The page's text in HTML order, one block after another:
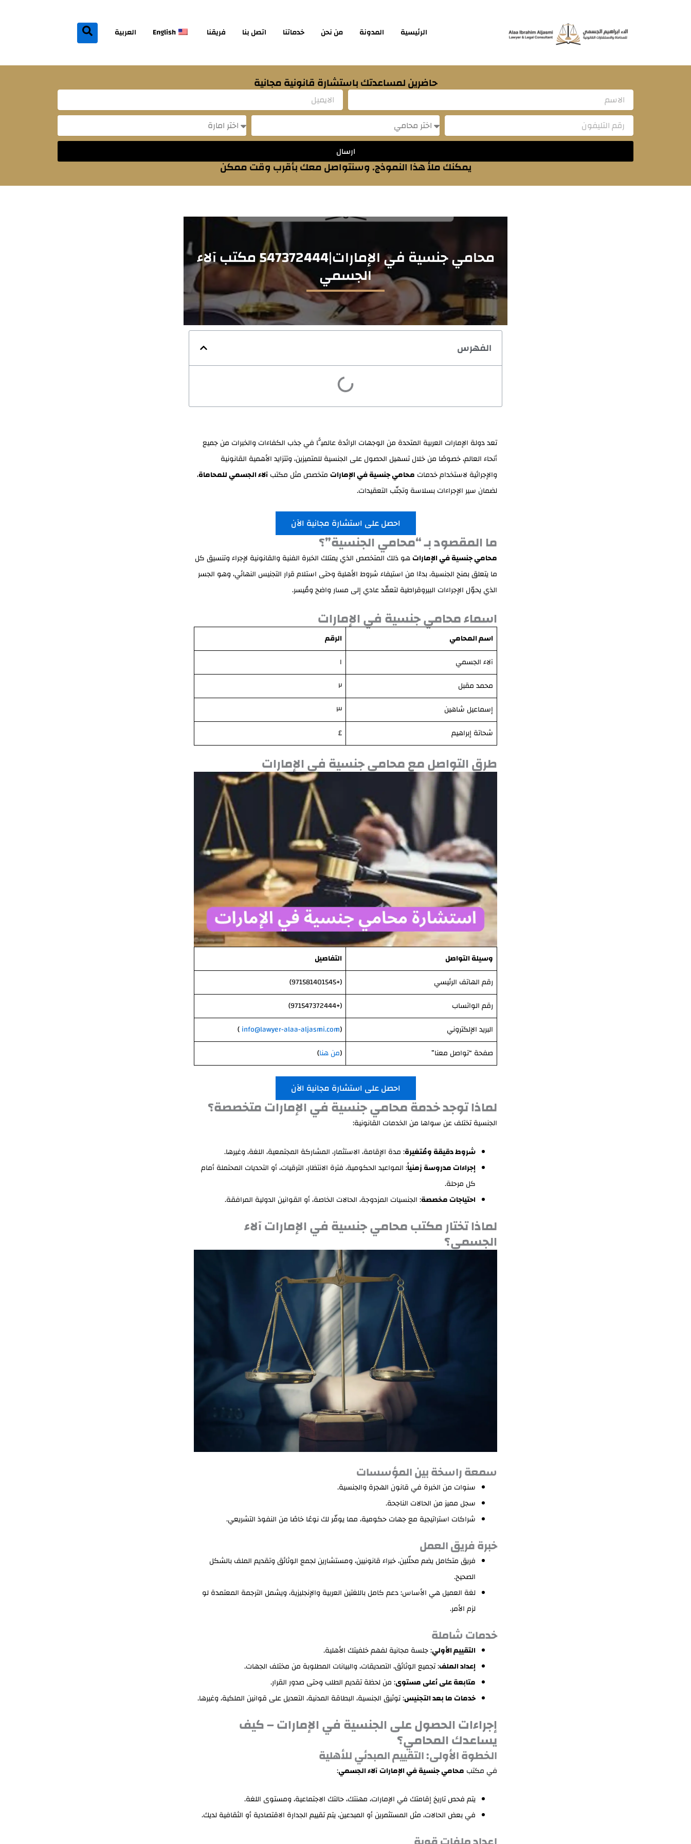
الرئيسية المدونة من نحن خدماتنا اتصل بنا فريقنا English العربية
حاضرين لمساعدتك باستشارة قانونية مجانية
Message
Message
ارسال
يمكنك ملأ هذا النموذج. وسنتواصل معك بأقرب وقت ممكن
محامي جنسية في الإمارات|547372444 مكتب آلاء
الجسمي
الفهرس
تعد دولة الإمارات العربية المتحدة من الوجهات الرائدة عالميًّا في جذب الكفاءات والخبرات من جميع
أنحاء العالم، خصوصًا من خلال تسهيل الحصول على الجنسية للمتميزين، وتتزايد الأهمية القانونية
والإجرائية لاستخدام خدمات محامي جنسية في الإماراتمتخصص مثل مكتبآلاء الجسمي للمحاماة،
لضمان سير الإجراءات بسلاسة وتجنّب التعقيدات.
احصل على استشارة مجانية الآن
ما المقصود بـ “محامي الجنسية”؟
محامي جنسية في الإماراتهو ذلك المتخصص الذي يمتلك الخبرة الفنية والقانونية لإجراء وتنسيق كل
ما يتعلق بمنح الجنسية، بدءًا من استيفاء شروط الأهلية وحتى استلام قرار التجنيس النهائي، وهو الجسر
الذي يحوّل الإجراءات البيروقراطية لتعقّد عادي إلى مسار واضح ومُيسر.
اسماء محامي جنسية في الإمارات
اسم المحامي
الرقم
آلاء الجسمي
١
محمد مقبل
٢
إسماعيل شاهين
٣
شحاتة إبراهيم
٤
طرق التواصل مع محامي جنسية في الإمارات
وسيلة التواصل
التفاصيل
رقم الهاتف الرئيسي
(+971581401545)
رقم الواتساب
(+971547372444)
البريد الإلكتروني
(
info@lawyer-alaa-aljasmi.com
)
صفحة “تواصل معنا”
(من هنا)
احصل على استشارة مجانية الآن
لماذا توجد خدمة محامي جنسية في الإمارات متخصصة؟
الجنسية تختلف عن سواها من الخدمات القانونية:
شروط دقيقة ومُتغيرة: مدة الإقامة، الاستثمار، المشاركة المجتمعية، اللغة، وغيرها.
إجراءات مدروسة زمنياً: المواعيد الحكومية، فترة الانتظار، الترقيات، أو التحديات المحتملة أمام
كل مرحلة.
احتياجات مخصصة: الجنسيات المزدوجة، الحالات الخاصة، أو القوانين الدولية المرافقة.
لماذا تختار مكتب محامي جنسية في الإمارات آلاء
الجسمي؟
سمعة راسخة بين المؤسسات
سنوات من الخبرة في قانون الهجرة والجنسية.
سجل مميز من الحالات الناجحة.
شراكات استراتيجية مع جهات حكومية، مما يوفّر لك نوعًا خاصًا من النفوذ التشريعي.
خبرة فريق العمل
فريق متكامل يضم محلّلين، خبراء قانونيين، ومستشارين لجمع الوثائق وتقديم الملف بالشكل
الصحيح.
لغة العميل هي الأساس: دعم كامل باللغتين العربية والإنجليزية، ويشمل الترجمة المعتمدة لو
لزم الأمر.
خدمات شاملة
التقييم الأولي: جلسة مجانية لفهم خلفيتك الأهلية.
إعداد الملف: تجميع الوثائق، التصديقات، والبيانات المطلوبة من مختلف الجهات.
متابعة على أعلى مستوى: من لحظة تقديم الطلب وحتى صدور القرار.
خدمات ما بعد التجنيس: توثيق الجنسية، البطاقة المدنية، التعديل على قوانين الملكية، وغيرها.
إجراءات الحصول على الجنسية في الإمارات – كيف
يساعدك المحامي؟
الخطوة الأولى: التقييم المبدئي للأهلية
في مكتب محامي جنسية في الإماراتآلاء الجسمي:
يتم فحص تاريخ إقامتك في الإمارات، مهنتك، حالتك الاجتماعية، ومستوى اللغة.
في بعض الحالات، مثل المستثمرين أو المبدعين، يتم تقييم الجدارة الاقتصادية أو الثقافية لديك.